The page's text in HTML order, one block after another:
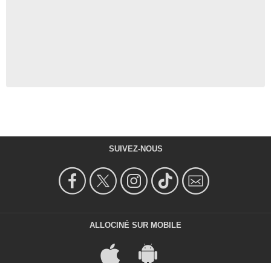
SUIVEZ-NOUS
ALLOCINÉ SUR MOBILE